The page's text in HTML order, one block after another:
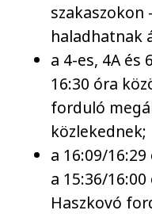
haladhatnak
a 4-es, 4A és
16:30 óra
forduló
közlekednek;
a 16:09/
a 15:36/
Haszkovó